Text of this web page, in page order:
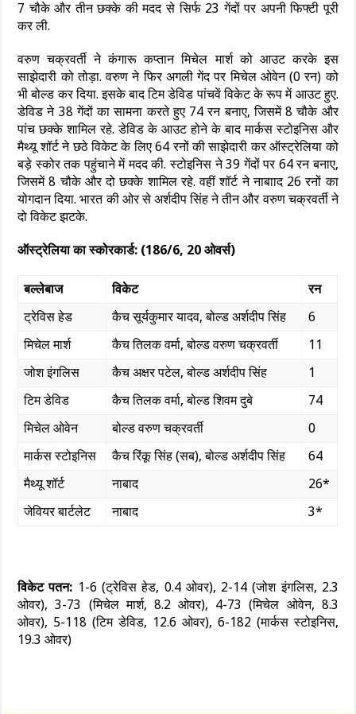
7 चौके और तीन छक्के की मदद से सिर्फ 23 गेंदों पर अपनी फिफ्टी पूरी
कर ली.
वरुण चक्रवर्ती ने कंगारू कप्तान मिचेल मार्श को आउट करके इस
साझेदारी को तोड़ा. वरुण ने फिर अगली गेंद पर मिचेल ओवेन (0 रन) को
भी बोल्ड कर दिया. इसके बाद टिम डेविड पांचवें विकेट के रूप में आउट हुए.
डेविड ने 38 गेंदों का सामना करते हुए 74 रन बनाए, जिसमें 8 चौके और
पांच छक्के शामिल रहे. डेविड के आउट होने के बाद मार्कस स्टोइनिस और
मैथ्यू शॉर्ट ने छठे विकेट के लिए 64 रनों की साझेदारी कर ऑस्ट्रेलिया को
बड़े स्कोर तक पहुंचाने में मदद की. स्टोइनिस ने 39 गेंदों पर 64 रन बनाए,
जिसमें 8 चौके और दो छक्के शामिल रहे. वहीं शॉर्ट ने नाबााद 26 रनों का
योगदान दिया. भारत की ओर से अर्शदीप सिंह ने तीन और वरुण चक्रवर्ती ने
दो विकेट झटके.
ऑस्ट्रेलिया का स्कोरकार्ड: (186/6, 20 ओवर्स)
बल्लेबाज विकेट
रन
ट्रेविस हेड
कैच सूर्यकुमार यादव, बोल्ड अर्शदीप सिंह
6
मिचेल मार्श
कैच तिलक वर्मा, बोल्ड वरुण चक्रवर्ती
11
जोश इंगलिस
कैच अक्षर पटेल, बोल्ड अर्शदीप सिंह
1
टिम डेविड
कैच तिलक वर्मा, बोल्ड शिवम दुबे
74
मिचेल ओवेन
बोल्ड वरुण चक्रवर्ती
0
मार्कस स्टोइनिस
कैच रिंकू सिंह (सब), बोल्ड अर्शदीप सिंह
64
मैथ्यू शॉर्ट
नाबाद
26*
जेवियर बार्टलेट
नाबाद 3*
विकेट पतन: 1-6 (ट्रेविस हेड, 0.4 ओवर), 2-14 (जोश इंगलिस, 2.3
ओवर), 3-73 (मिचेल मार्श, 8.2 ओवर), 4-73 (मिचेल ओवेन, 8.3
ओवर), 5-118 (टिम डेविड, 12.6 ओवर), 6-182 (मार्कस स्टोइनिस,
19.3 ओवर)